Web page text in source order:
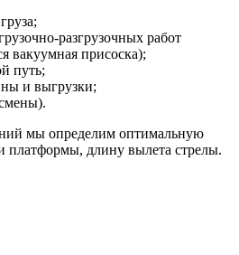
разгрузочных работ
вакуумная присоска);
путь;
и выгрузки;
мы определим оптимальную
платформы, длину вылета стрелы.